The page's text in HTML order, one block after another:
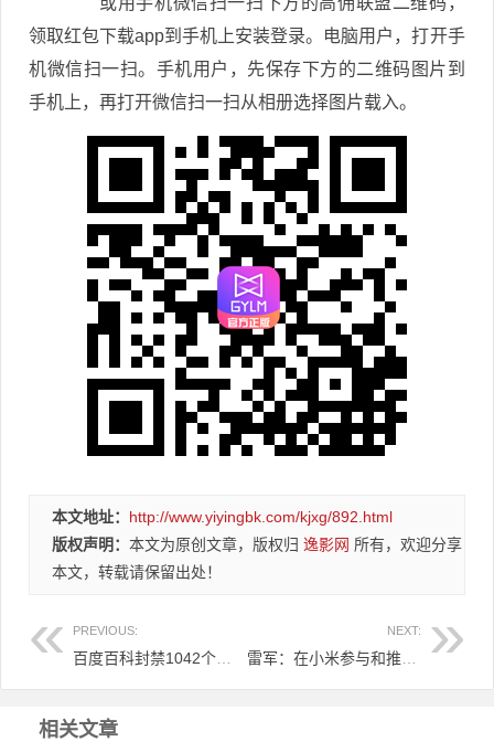
领取红包下载app到手机上安装登录。电脑用户，打开手
机微信扫一扫。手机用户，先保存下方的二维码图片到
手机上，再打开微信扫一扫从相册选择图片载入。
本文地址： http://www.yiyingbk.com/kjxg/892.html
版权声明： 本文为原创文章，版权归 逸影网 所有，欢迎分享
本文，转载请保留出处！
PREVIOUS: NEXT:
相关文章